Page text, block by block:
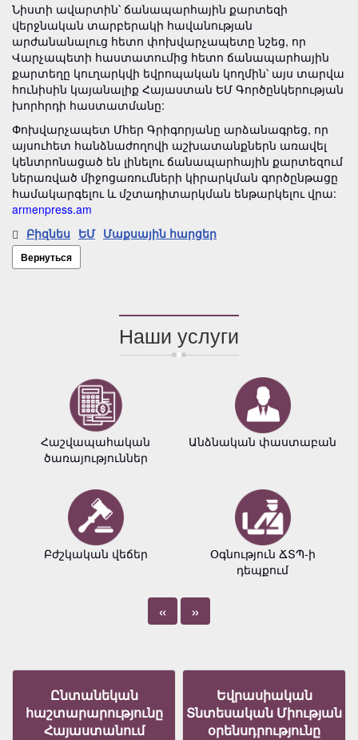
Նիստի ավարտին՝ ճանապարհային քարտեզի
վերջնական տարբերակի հավանության
արժանանալուց հետո փոխվարչապետը նշեց, որ
Վարչապետի հաստատումից հետո ճանապարհային
քարտեղը կուղարկվի եվրոպական կողմին՝ այս տարվա
հունիսին կայանալիք Հայաստան ԵՄ Գործընկերության
խորհրդի հաստատմանը:
Փոխվարչապետ Մհեր Գրիգորյանը արձանագրեց, որ
այսուհետ հանձնաժողովի աշխատանքներն առավել
կենտրոնացած են լինելու ճանապարհային քարտեզում
ներառված միջոցառումների կիրարկման գործընթացը
համակարգելու և մշտադիտարկման ենթարկելու վրա:
armenpress.am
Բիզնես ԵՄ Մաքսային հարցեր
Вернуться
Наши услуги
Հաշվապահական
ծառայություններ
Բժշկական վեճեր
Անձնական փաստաբան
Օգնություն ՃՏՊ-ի
դեպքում
« »
Ընտանեկան
հաշտարարությունը
Հայաստանում
Եվրասիական
Տնտեսական Միության
օրենսդրությունը